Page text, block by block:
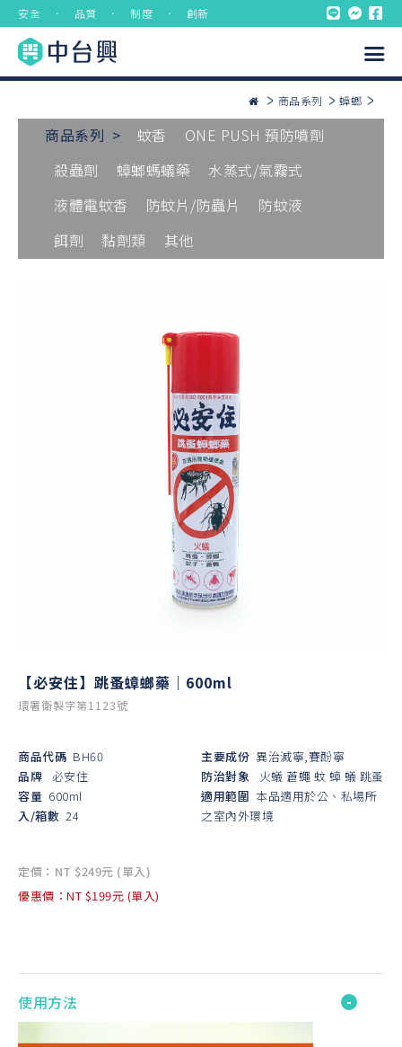
安全 ． 品質 ． 制度 ． 創新
商品系列 蟑螂
商品系列 > 蚊香
ONE PUSH 預防噴劑
殺蟲劑
蟑螂螞蟻藥
水蒸式/氣霧式
液體電蚊香
防蚊片/防蟲片
防蚊液
餌劑
黏劑類 其他
【必安住】跳蚤蟑螂藥｜600ml
環署衛製字第1123號
商品代碼 BH60
品牌 必安住
容量 600ml
入/箱數 24
主要成份 異治滅寧,賽酚寧
防治對象
火蟻 蒼蠅 蚊 蟑 蟻 跳蚤
適用範圍 本品適用於公、私場所
之室內外環境
定價：NT $249元 (單入)
優惠價：NT $199元 (單入)
使用方法